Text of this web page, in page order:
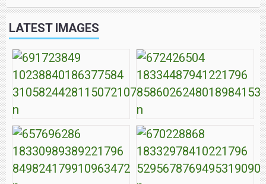
LATEST IMAGES